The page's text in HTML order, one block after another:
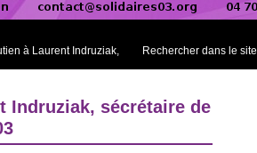
Rechercher dans le site
à Laurent Indruziak,
Indruziak, sécrétaire de